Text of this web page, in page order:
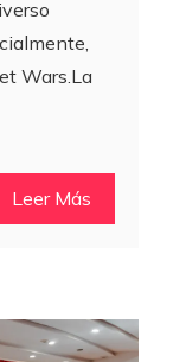
Wars.La
Leer Más